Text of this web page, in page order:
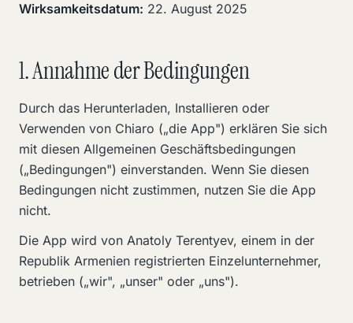
Wirksamkeitsdatum: 22. August 2025
1. Annahme der Bedingungen
Durch das Herunterladen, Installieren oder
Verwenden von Chiaro („die App") erklären Sie sich
mit diesen Allgemeinen Geschäftsbedingungen
(„Bedingungen") einverstanden. Wenn Sie diesen
Bedingungen nicht zustimmen, nutzen Sie die App
nicht.
Die App wird von Anatoly Terentyev, einem in der
Republik Armenien registrierten Einzelunternehmer,
betrieben („wir", „unser" oder „uns").